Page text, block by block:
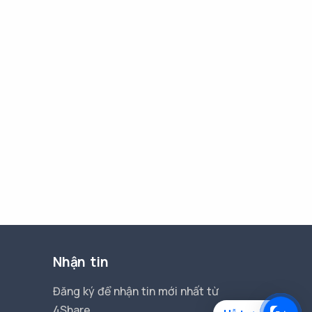
Nhận tin
Đăng ký để nhận tin mới nhất từ